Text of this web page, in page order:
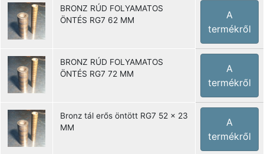
BRONZ RÚD FOLYAMATOS
ÖNTÉS RG7 62 MM
A
termékről
BRONZ RÚD FOLYAMATOS
ÖNTÉS RG7 72 MM
A
termékről
Bronz tál erős öntött RG7 52 x 23
MM
A
termékről